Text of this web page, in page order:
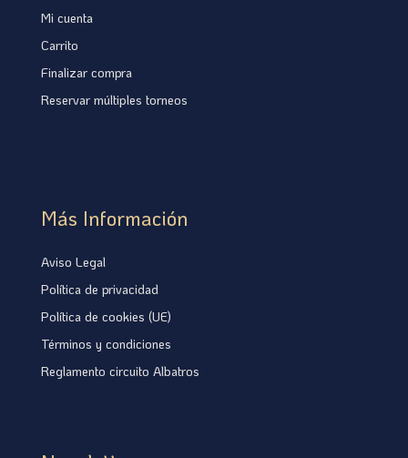
Mi cuenta
Carrito
Finalizar compra
Reservar múltiples torneos
Más Información
Aviso Legal
Política de privacidad
Política de cookies (UE)
Términos y condiciones
Reglamento circuito Albatros